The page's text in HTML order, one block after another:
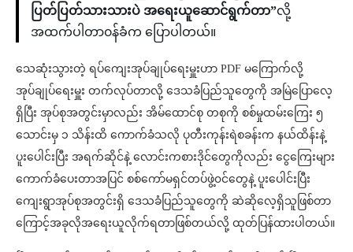
ပြတ်ပြတ်သားသားပဲ အရေးယူဆောင်ရွက်တာ”လို့
အထက်ပါတာ၀န်ခံက ပြောပါတယ်။
သေဆုံးသွားတဲ့ ရပ်‌ကျေးအုပ်ချုပ်ရေးမှူးဟာ PDF မကြောက်လို့
အုပ်ချုပ်ရေးမှူး တက်လုပ်တာလို့ ဒေသခံပြည်သူတွေကို အမြဲပြောလေ့
ရှိပြီး အုပ်စုအတွင်းမှာလည်း အိမ်ထောင်စု တစုကို စစ်မှုထမ်းကြေး ၅
သောင်းမှ ၁ သိန်းထိ ကောက်ခံသလို ပုတီးကုန်းရဲစခန်းက နယ်ထိန်းနဲ့
ပူးပေါင်းပြီး အရက်ဆိုင်နဲ့ လောင်းကစားဒိုင်တွေကိုလည်း ငွေကြေးများ
ကောက်ခံပေးတာအပြင် စစ်ကော်မရှင်တပ်ဖွဲ့၀င်တွေနဲ့ ပူးပေါင်းပြီး
ကျေးရွာအုပ်စုအတွင်းရှိ ဒေသခံပြည်သူတွေကို ဆဲဆိုလေ့ရှိသူဖြစ်တာ
ကြောင့်အခုလိုအရေးယူလိုက်ရတာဖြစ်တယ်လို့ ထုတ်ပြန်ထားပါတယ်။